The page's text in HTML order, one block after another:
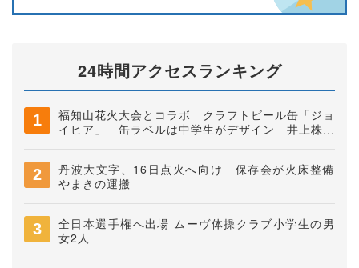
24時間アクセスランキング
福知山花火大会とコラボ クラフトビール缶「ジョ
イヒア」 缶ラベルは中学生がデザイン 井上株式
丹波大文字、16日点火へ向け 保存会が火床整備
やまきの運搬
全日本選手権へ出場 ムーヴ体操クラブ小学生の男
女2人